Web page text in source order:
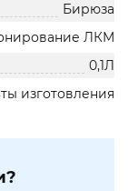
Бирюза
ЛКМ
0,1Л
изготовления